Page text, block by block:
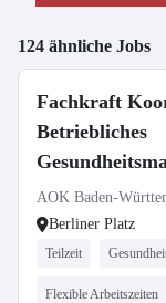
124 ähnliche Jobs
Fachkraft
Betriebliches
AOK Baden-
Berliner Platz
Teilzeit
Flexible Arbeitszeiten